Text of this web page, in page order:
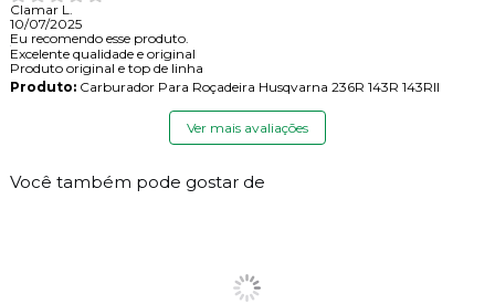
Clamar L.
10/07/2025
Eu recomendo esse produto.
Excelente qualidade e original
Produto original e top de linha
Produto:Carburador Para Roçadeira Husqvarna 236R 143R 143RII
Ver mais avaliações
Você também pode gostar de